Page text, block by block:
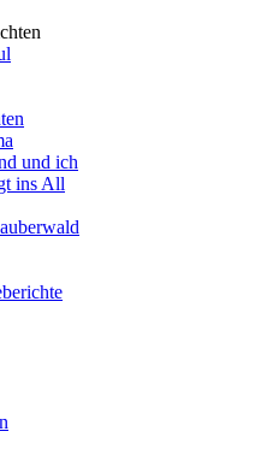
und ich
ins All